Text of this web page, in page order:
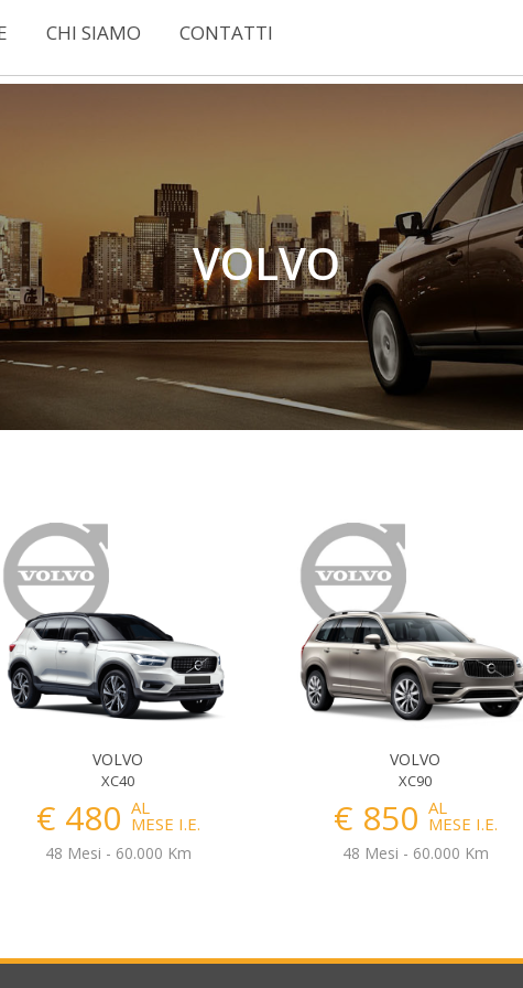
CHI SIAMO CONTATTI
VOLVO
VOLVO
XC40
€ 480 AL
MESE I.E.
48 Mesi - 60.000 Km
VOLVO
XC90
€ 850 AL
MESE I.E.
48 Mesi - 60.000 Km